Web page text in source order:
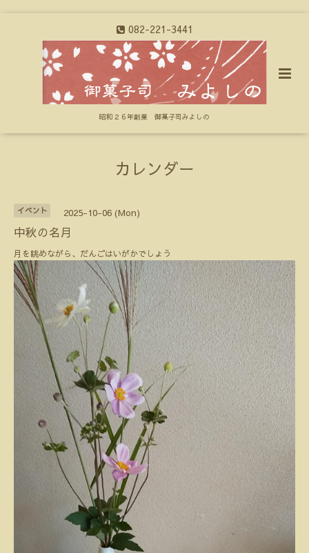
082-221-3441
昭和２６年創業 御菓子司みよしの
カレンダー
イベント 2025-10-06 (Mon)
中秋の名月
月を眺めながら、だんごはいがかでしょう